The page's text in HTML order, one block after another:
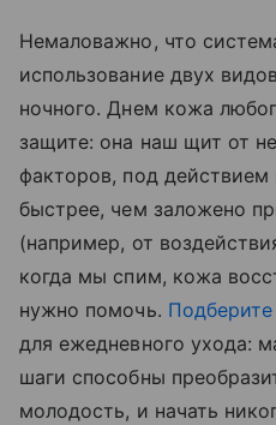
Немаловажно, что
использование двух
ночного. Днем кожа
защите: она наш щит от
факторов, под действием
быстрее, чем заложено
(например, от
когда мы спим, кожа
нужно помочь.
для ежедневного ухода:
шаги способны
молодость, и начать